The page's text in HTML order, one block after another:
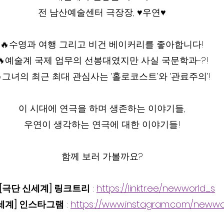
전 남산예술센터 극장장, ♥우연♥
🔥수영과 여행 그리고 비건 베이커리를 좋아합니다!
예술계 국제 업무의 선봉대였지만 사실 국문학과-?!
그녀의 최근 최대 관심사는 ‘홀로코스트’와 ‘관료주의’!
이 시대에 연극을 하며 생존하는 이야기들,
우연이 생각하는 연극에 대한 이야기들!
함께 보러 가볼까요?
[극단 신세계] 링크트리 : https://linktr.ee/newworld_s
계] 인스타그램 : https://www.instagram.com/